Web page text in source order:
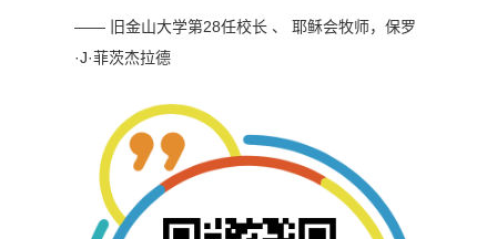
—— 旧金山大学第28任校长 、 耶稣会牧师， 保罗
·J·菲茨杰拉德